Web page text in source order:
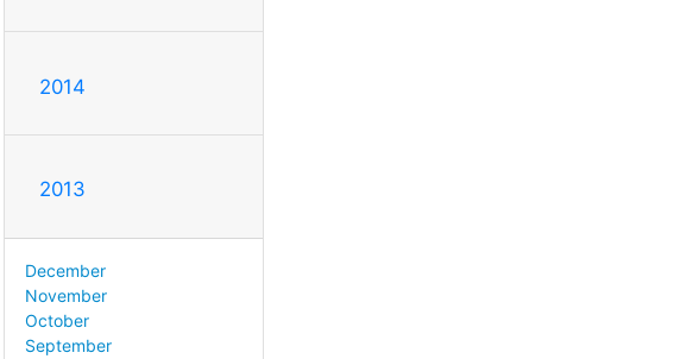
2014
2013
December
November
October
September